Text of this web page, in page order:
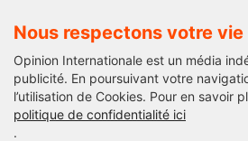
Nous respectons votre
Opinion Internationale est un média
publicité. En poursuivant votre
l’utilisation de Cookies. Pour en savoir
politique de confidentialité ici
.
Afriques demain